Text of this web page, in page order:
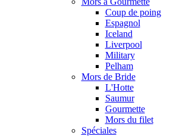
Coup de poing
Espagnol
Iceland
Liverpool
Military
Pelham
Mors de Bride
L'Hotte
Saumur
Gourmette
Mors du filet
Spéciales